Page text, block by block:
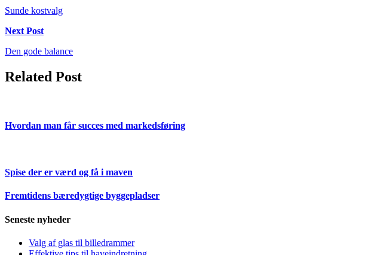
Sunde kostvalg
Next Post
Den gode balance
Related Post
Hvordan man får succes med markedsføring
Spise der er værd og få i maven
Fremtidens bæredygtige byggepladser
Seneste nyheder
Valg af glas til billedrammer